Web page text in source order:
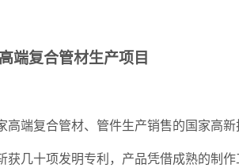
高端复合管材生产项目
端复合管材、管件生产销售的国家高新
获几十项发明专利，产品凭借成熟的制